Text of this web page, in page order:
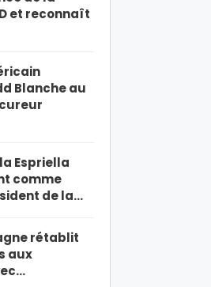
et reconnaît
Blanche au
Espriella
comme
de la…
rétablit
aux